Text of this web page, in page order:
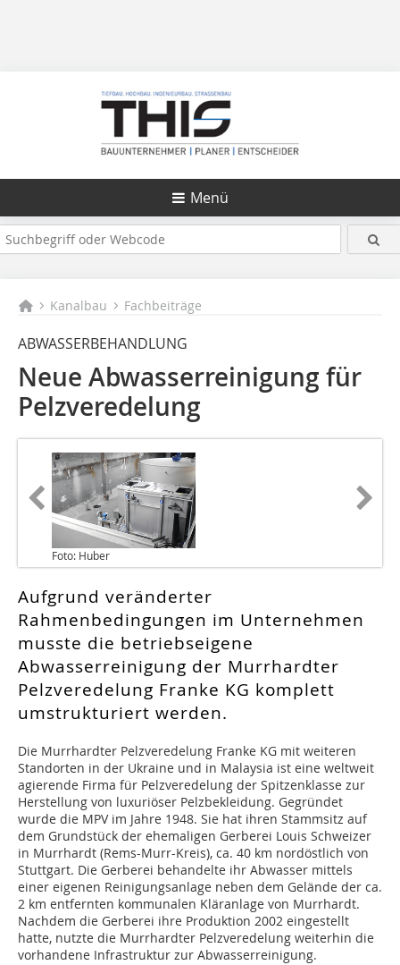
Menü
Kanalbau Fachbeiträge
ABWASSERBEHANDLUNG
Neue Abwasserreinigung für
Pelzveredelung
Foto: Huber
Aufgrund veränderter
Rahmenbedingungen im Unternehmen
musste die betriebseigene
Abwasserreinigung der Murrhardter
Pelzveredelung Franke KG komplett
umstrukturiert werden.
Die Murrhardter Pelzveredelung Franke KG mit weiteren
Standorten in der Ukraine und in Malaysia ist eine weltweit
agierende Firma für Pelzveredelung der Spitzenklasse zur
Herstellung von luxuriöser Pelzbekleidung. Gegründet
wurde die MPV im Jahre 1948. Sie hat ihren Stammsitz auf
dem Grundstück der ehemaligen Gerberei Louis Schweizer
in Murrhardt (Rems-Murr-Kreis), ca. 40 km nordöstlich von
Stuttgart. Die Gerberei behandelte ihr Abwasser mittels
einer eigenen Reinigungsanlage neben dem Gelände der ca.
2 km entfernten kommunalen Kläranlage von Murrhardt.
Nachdem die Gerberei ihre Produktion 2002 eingestellt
hatte, nutzte die Murrhardter Pelzveredelung weiterhin die
vorhandene Infrastruktur zur Abwasserreinigung.